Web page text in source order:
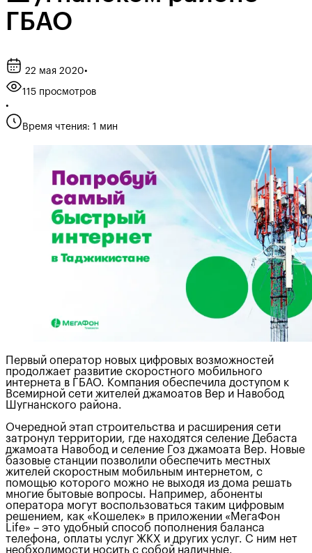
ГБАО
22 мая 2020•
115 просмотров
•
Время чтения: 1 мин
Первый оператор новых цифровых возможностей
продолжает развитие скоростного мобильного
интернета в ГБАО. Компания обеспечила доступом к
Всемирной сети жителей джамоатов Вер и Навобод
Шугнанского района.
Очередной этап строительства и расширения сети
затронул территории, где находятся селение Дебаста
джамоата Навобод и селение Гоз джамоата Вер. Новые
базовые станции позволили обеспечить местных
жителей скоростным мобильным интернетом, с
помощью которого можно не выходя из дома решать
многие бытовые вопросы. Например, абоненты
оператора могут воспользоваться таким цифровым
решением, как «Кошелек» в приложении «МегаФон
Life» – это удобный способ пополнения баланса
телефона, оплаты услуг ЖКХ и других услуг. С ним нет
необходимости носить с собой наличные.